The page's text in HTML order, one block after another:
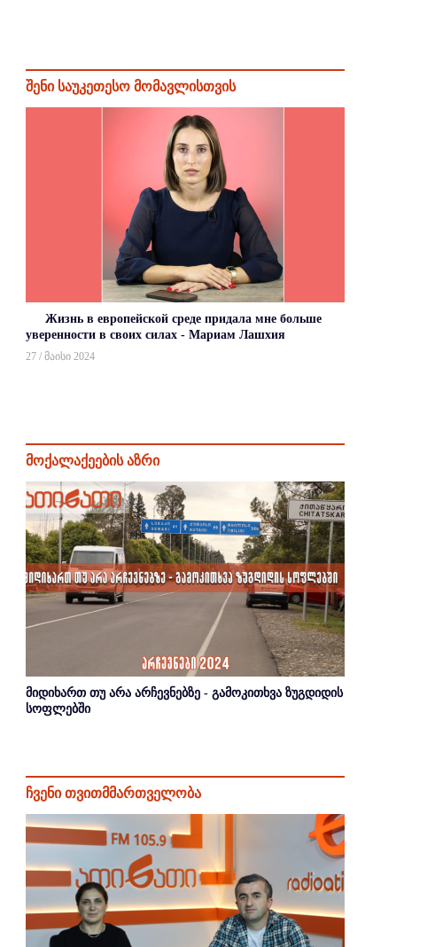
შენი საუკეთესო მომავლისთვის
Жизнь в европейской среде придала мне больше
уверенности в своих силах - Мариам Лашхия
27 / მაისი 2024
მოქალაქეების აზრი
მიდიხართ თუ არა არჩევნებზე - გამოკითხვა ზუგდიდის
სოფლებში
ჩვენი თვითმმართველობა